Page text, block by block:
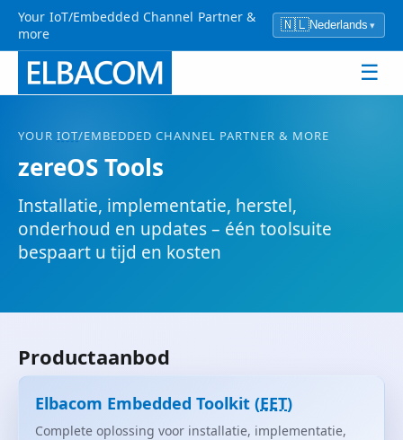
Your IoT/Embedded Channel Partner &
more
🇳🇱Nederlands ▾
☰
YOUR IOT/EMBEDDED CHANNEL PARTNER & MORE
zereOS Tools
Installatie, implementatie, herstel,
onderhoud en updates – één toolsuite
bespaart u tijd en kosten
Productaanbod
Elbacom Embedded Toolkit (EET)
Complete oplossing voor installatie, implementatie,